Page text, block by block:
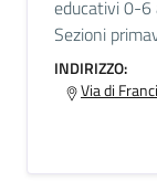
educativi 0-6
Sezioni
INDIRIZZO:
Via di